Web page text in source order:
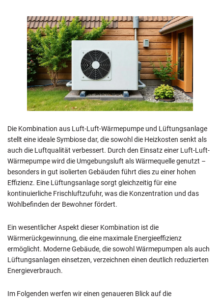
Die Kombination aus Luft-Luft-Wärmepumpe und Lüftungsanlage
stellt eine ideale Symbiose dar, die sowohl die Heizkosten senkt als
auch die Luftqualität verbessert. Durch den Einsatz einer Luft-Luft-
Wärmepumpe wird die Umgebungsluft als Wärmequelle genutzt –
besonders in gut isolierten Gebäuden führt dies zu einer hohen
Effizienz. Eine Lüftungsanlage sorgt gleichzeitig für eine
kontinuierliche Frischluftzufuhr, was die Konzentration und das
Wohlbefinden der Bewohner fördert.
Ein wesentlicher Aspekt dieser Kombination ist die
Wärmerückgewinnung, die eine maximale Energieeffizienz
ermöglicht. Moderne Gebäude, die sowohl Wärmepumpen als auch
Lüftungsanlagen einsetzen, verzeichnen einen deutlich reduzierten
Energieverbrauch.
Im Folgenden werfen wir einen genaueren Blick auf die